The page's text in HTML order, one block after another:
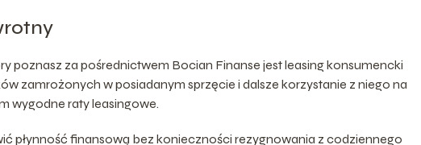
poznasz za pośrednictwem Bocian Finanse jest leasing konsumencki
zamrożonych w posiadanym sprzęcie i dalsze korzystanie z niego na
wygodne raty leasingowe.
płynność finansową bez konieczności rezygnowania z codziennego